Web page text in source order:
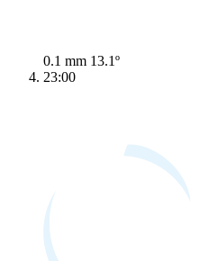
0.1 mm 13.1º
23:00